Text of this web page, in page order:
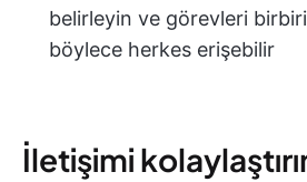
belirleyin ve görevleri
böylece herkes erişebilir
İletişimi